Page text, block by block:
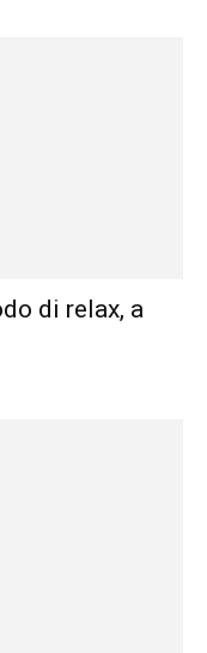
di relax, a